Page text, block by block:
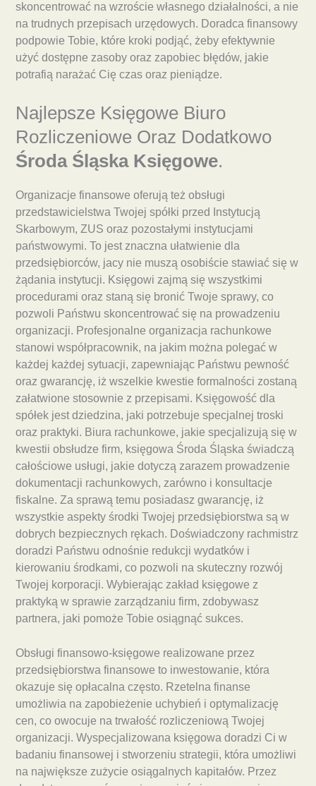
skoncentrować na wzroście własnego działalności, a nie
na trudnych przepisach urzędowych. Doradca finansowy
podpowie Tobie, które kroki podjąć, żeby efektywnie
użyć dostępne zasoby oraz zapobiec błędów, jakie
potrafią narażać Cię czas oraz pieniądze.
Najlepsze Księgowe Biuro
Rozliczeniowe Oraz Dodatkowo
Środa Śląska Księgowe.
Organizacje finansowe oferują też obsługi
przedstawicielstwa Twojej spółki przed Instytucją
Skarbowym, ZUS oraz pozostałymi instytucjami
państwowymi. To jest znaczna ułatwienie dla
przedsiębiorców, jacy nie muszą osobiście stawiać się w
żądania instytucji. Księgowi zajmą się wszystkimi
procedurami oraz staną się bronić Twoje sprawy, co
pozwoli Państwu skoncentrować się na prowadzeniu
organizacji. Profesjonalne organizacja rachunkowe
stanowi współpracownik, na jakim można polegać w
każdej każdej sytuacji, zapewniając Państwu pewność
oraz gwarancję, iż wszelkie kwestie formalności zostaną
załatwione stosownie z przepisami. Księgowość dla
spółek jest dziedzina, jaki potrzebuje specjalnej troski
oraz praktyki. Biura rachunkowe, jakie specjalizują się w
kwestii obsłudze firm, księgowa Środa Śląska świadczą
całościowe usługi, jakie dotyczą zarazem prowadzenie
dokumentacji rachunkowych, zarówno i konsultacje
fiskalne. Za sprawą temu posiadasz gwarancję, iż
wszystkie aspekty środki Twojej przedsiębiorstwa są w
dobrych bezpiecznych rękach. Doświadczony rachmistrz
doradzi Państwu odnośnie redukcji wydatków i
kierowaniu środkami, co pozwoli na skuteczny rozwój
Twojej korporacji. Wybierając zakład księgowe z
praktyką w sprawie zarządzaniu firm, zdobywasz
partnera, jaki pomoże Tobie osiągnąć sukces.
Obsługi finansowo-księgowe realizowane przez
przedsiębiorstwa finansowe to inwestowanie, która
okazuje się opłacalna często. Rzetelna finanse
umożliwia na zapobieżenie uchybień i optymalizację
cen, co owocuje na trwałość rozliczeniową Twojej
organizacji. Wyspecjalizowana księgowa doradzi Ci w
badaniu finansowej i stworzeniu strategii, która umożliwi
na największe zużycie osiągalnych kapitałów. Przez